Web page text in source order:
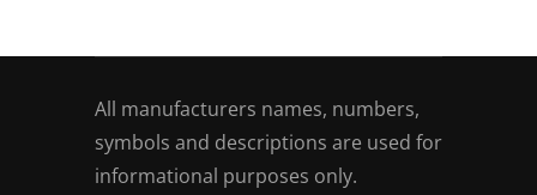
All manufacturers names, numbers,
symbols and descriptions are used for
informational purposes only.